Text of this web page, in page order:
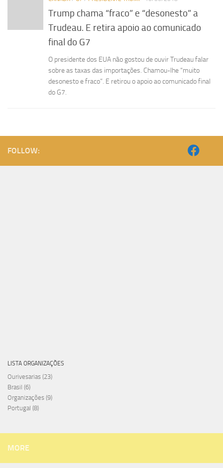
Trump chama “fraco” e “desonesto” a
Trudeau. E retira apoio ao comunicado
final do G7
O presidente dos EUA não gostou de ouvir Trudeau falar
sobre as taxas das importações. Chamou-lhe “muito
desonesto e fraco”. E retirou o apoio ao comunicado final
do G7.
FOLLOW:
LISTA ORGANIZAÇÕES
Ourivesarias (23)
Brasil (6)
Organizações (9)
Portugal (8)
MORE